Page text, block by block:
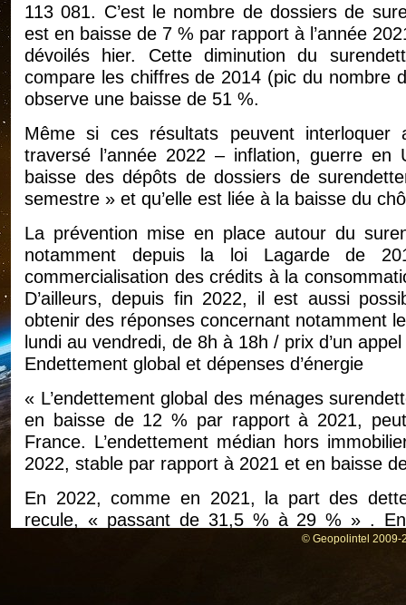
113 081. C’est le nombre de dossiers de
est en baisse de 7 % par rapport à l’année
dévoilés hier. Cette diminution du
compare les chiffres de 2014 (pic du nombre
observe une baisse de 51 %.
Même si ces résultats peuvent
traversé l’année 2022 – inflation, guerre
baisse des dépôts de dossiers de
semestre » et qu’elle est liée à la baisse du
La prévention mise en place autour du
notamment depuis la loi Lagarde de
commercialisation des crédits à la
D’ailleurs, depuis fin 2022, il est aussi
obtenir des réponses concernant notamment
lundi au vendredi, de 8h à 18h / prix d’un
Endettement global et dépenses d’énergie
« L’endettement global des ménages
en baisse de 12 % par rapport à 2021,
France. L’endettement médian hors
2022, stable par rapport à 2021 et en baisse
En 2022, comme en 2021, la part des
recule, « passant de 31,5 % à 29 % » .
consommation, l’enquête pointe une© Geopolintel 2009-